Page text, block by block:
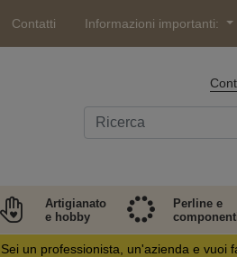
Contatti Informazioni importanti:
Artigianato
e hobby
Perline e
Sei un professionista, un'azienda e vuoi